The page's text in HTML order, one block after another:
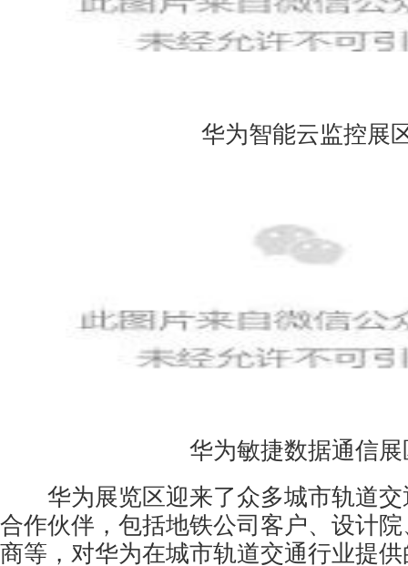
华为智能云监控展
华为敏捷数据通信展
华为展览区迎来了众多城市轨道交
合作伙伴，包括地铁公司客户、设计
商等，对华为在城市轨道交通行业提